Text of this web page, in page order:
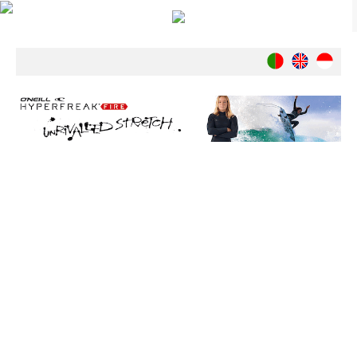
Internacionais
Ambiente